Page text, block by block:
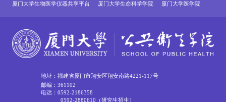
厦门大学生物医学仪器共享平台
厦门大学生命科学学院 厦门大学医学院
地址：福建省厦门市翔安区翔安南路4221-117号
邮编：361102
电话：0592-2186358
0592-2880610（研究生招生）